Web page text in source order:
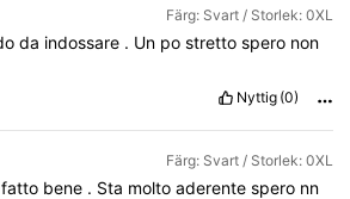
Färg: Svart / Storlek: 0XL
da indossare . Un po stretto spero non
Nyttig (0)
Färg: Svart / Storlek: 0XL
fatto bene . Sta molto aderente spero nn